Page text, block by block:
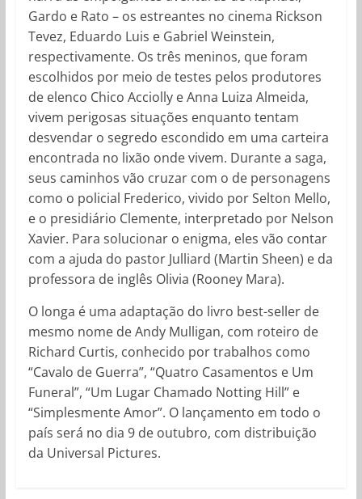
Gardo e Rato – os estreantes no cinema Rickson
Tevez, Eduardo Luis e Gabriel Weinstein,
respectivamente. Os três meninos, que foram
escolhidos por meio de testes pelos produtores
de elenco Chico Acciolly e Anna Luiza Almeida,
vivem perigosas situações enquanto tentam
desvendar o segredo escondido em uma carteira
encontrada no lixão onde vivem. Durante a saga,
seus caminhos vão cruzar com o de personagens
como o policial Frederico, vivido por Selton Mello,
e o presidiário Clemente, interpretado por Nelson
Xavier. Para solucionar o enigma, eles vão contar
com a ajuda do pastor Julliard (Martin Sheen) e da
professora de inglês Olivia (Rooney Mara).
O longa é uma adaptação do livro best-seller de
mesmo nome de Andy Mulligan, com roteiro de
Richard Curtis, conhecido por trabalhos como
“Cavalo de Guerra”, “Quatro Casamentos e Um
Funeral”, “Um Lugar Chamado Notting Hill” e
“Simplesmente Amor”. O lançamento em todo o
país será no dia 9 de outubro, com distribuição
da Universal Pictures.